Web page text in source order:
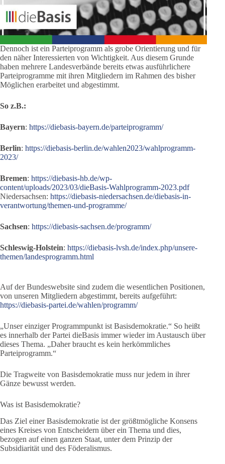
Dennoch ist ein Parteiprogramm als grobe Orientierung und für
den näher Interessierten von Wichtigkeit. Aus diesem Grunde
haben mehrere Landesverbände bereits etwas ausführlichere
Parteiprogramme mit ihren Mitgliedern im Rahmen des bisher
Möglichen erarbeitet und abgestimmt.
So z.B.:
Bayern: https://diebasis-bayern.de/parteiprogramm/
Berlin: https://diebasis-berlin.de/wahlen2023/wahlprogramm-
2023/
Bremen: https://diebasis-hb.de/wp-
content/uploads/2023/03/dieBasis-Wahlprogramm-2023.pdf
Niedersachsen: https://diebasis-niedersachsen.de/diebasis-in-
verantwortung/themen-und-programme/
Sachsen: https://diebasis-sachsen.de/programm/
Schleswig-Holstein: https://diebasis-lvsh.de/index.php/unsere-
themen/landesprogramm.html
Auf der Bundeswebsite sind zudem die wesentlichen Positionen,
von unseren Mitgliedern abgestimmt, bereits aufgeführt:
https://diebasis-partei.de/wahlen/programm/
„Unser einziger Programmpunkt ist Basisdemokratie.“ So heißt
es innerhalb der Partei dieBasis immer wieder im Austausch über
dieses Thema. „Daher braucht es kein herkömmliches
Parteiprogramm.“
Die Tragweite von Basisdemokratie muss nur jedem in ihrer
Gänze bewusst werden.
Was ist Basisdemokratie?
Das Ziel einer Basisdemokratie ist der größtmögliche Konsens
eines Kreises von Entscheidern über ein Thema und dies,
bezogen auf einen ganzen Staat, unter dem Prinzip der
Subsidiarität und des Föderalismus.